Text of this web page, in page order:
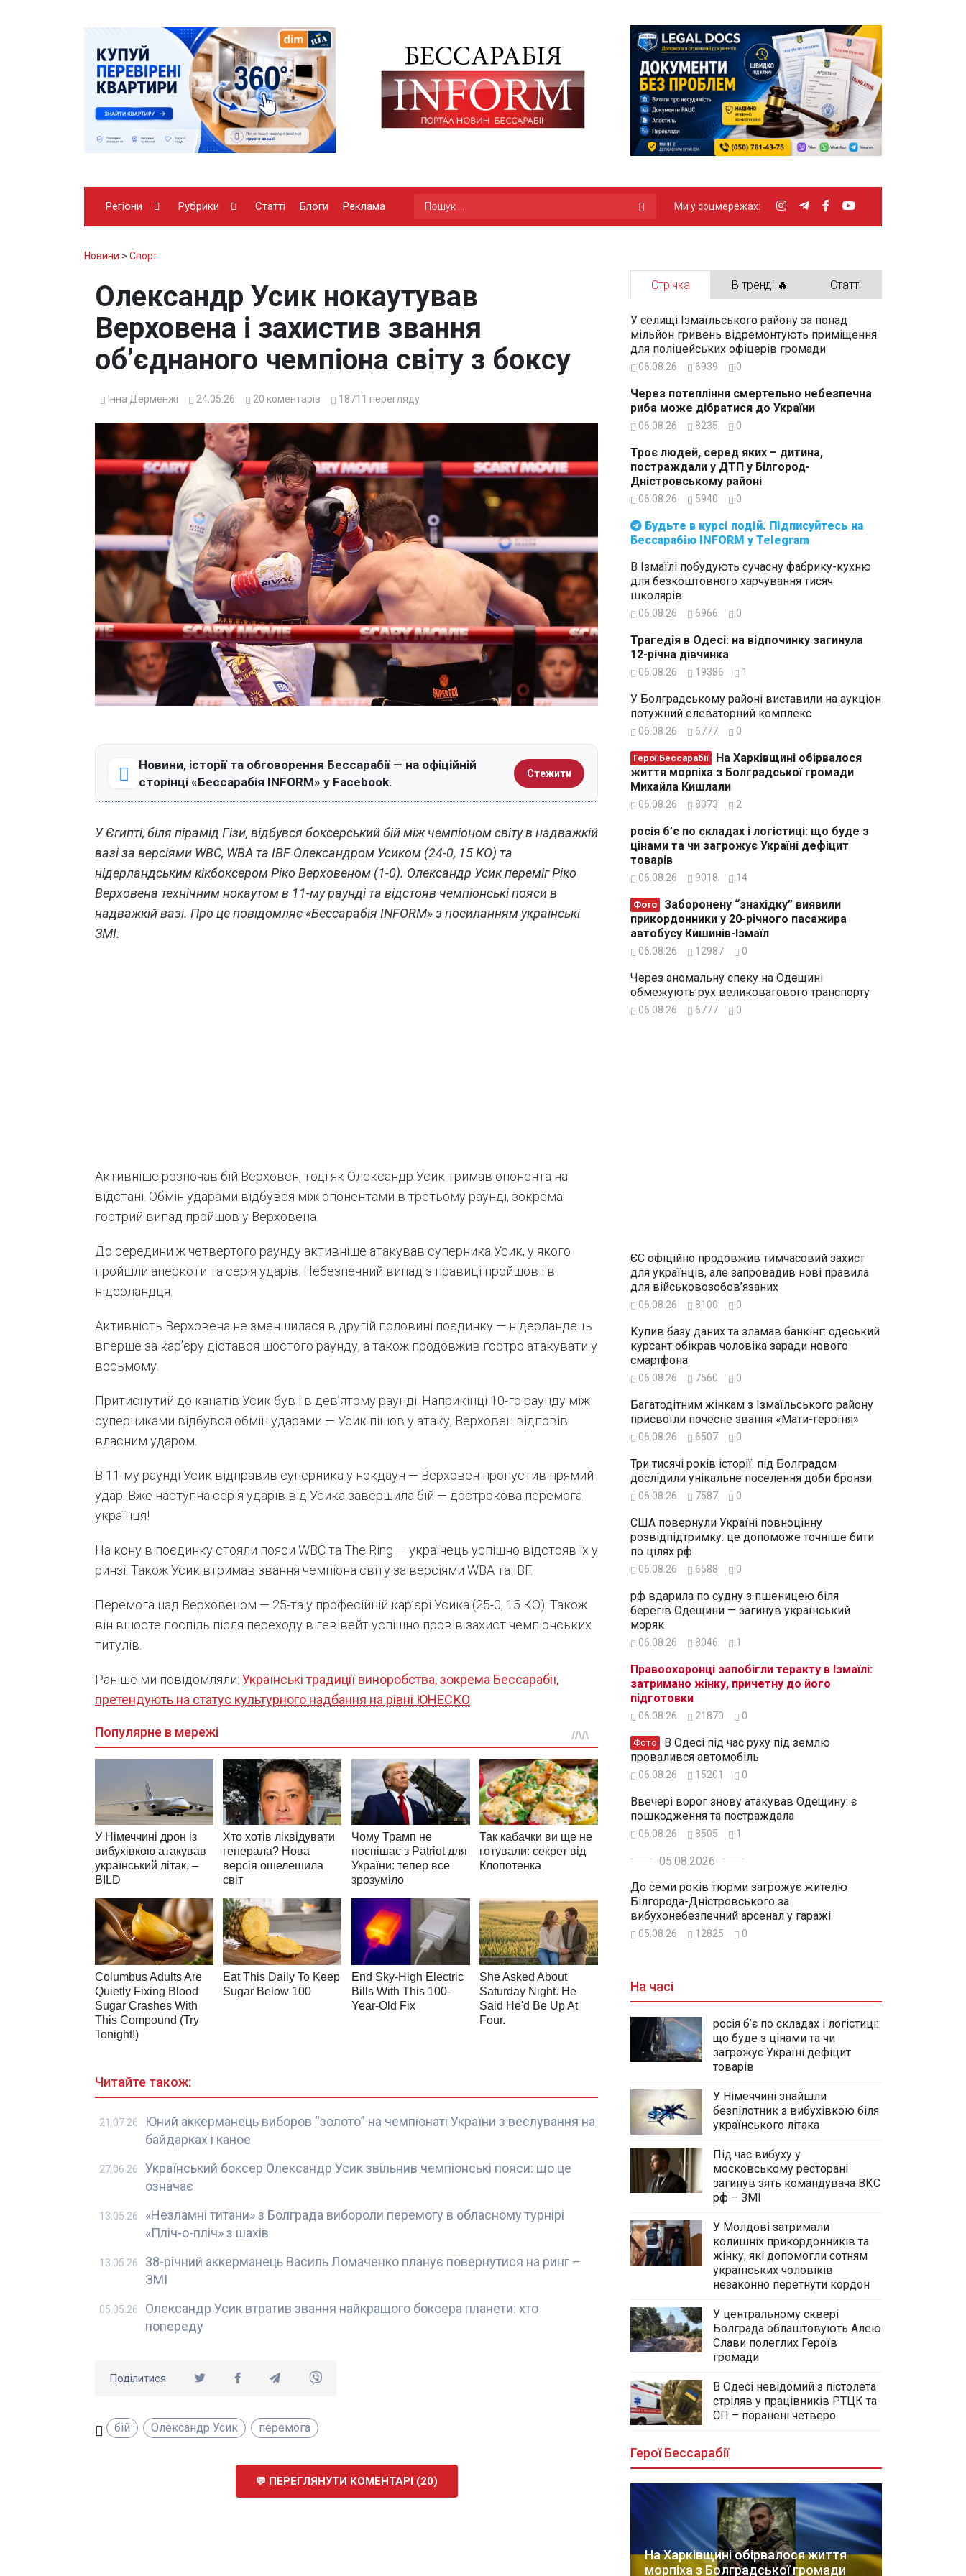
Регіони Рубрики Статті Блоги Реклама Ми у соцмережах:
Новини > Спорт
Олександр Усик нокаутував
Верховена і захистив звання
об’єднаного чемпіона світу з боксу
Інна Дерменжі 24.05.26 20 коментарів 18711 перегляду
Новини, історії та обговорення Бессарабії — на офіційній
сторінці «Бессарабія INFORM» у Facebook.
Стежити
У Єгипті, біля пірамід Гізи, відбувся боксерський бій між чемпіоном світу в надважкій
вазі за версіями WBC, WBA та IBF Олександром Усиком (24-0, 15 КО) та
нідерландським кікбоксером Ріко Верховеном (1-0). Олександр Усик переміг Ріко
Верховена технічним нокаутом в 11-му раунді та відстояв чемпіонські пояси в
надважкій вазі. Про це повідомляє «Бессарабія INFORM» з посиланням українські
ЗМІ.
Активніше розпочав бій Верховен, тоді як Олександр Усик тримав опонента на
відстані. Обмін ударами відбувся між опонентами в третьому раунді, зокрема
гострий випад пройшов у Верховена.
До середини ж четвертого раунду активніше атакував суперника Усик, у якого
пройшли аперкоти та серія ударів. Небезпечний випад з правиці пройшов і в
нідерландця.
Активність Верховена не зменшилася в другій половині поєдинку — нідерландець
вперше за кар’єру дістався шостого раунду, а також продовжив гостро атакувати у
восьмому.
Притиснутий до канатів Усик був і в дев’ятому раунді. Наприкінці 10-го раунду між
суперниками відбувся обмін ударами — Усик пішов у атаку, Верховен відповів
власним ударом.
В 11-му раунді Усик відправив суперника у нокдаун — Верховен пропустив прямий
удар. Вже наступна серія ударів від Усика завершила бій — дострокова перемога
українця!
На кону в поєдинку стояли пояси WBC та The Ring — українець успішно відстояв їх у
ринзі. Також Усик втримав звання чемпіона світу за версіями WBA та IBF.
Перемога над Верховеном — 25-та у професійній кар’єрі Усика (25-0, 15 КО). Також
він вшосте поспіль після переходу в гевівейт успішно провів захист чемпіонських
титулів.
Раніше ми повідомляли: Українські традиції виноробства, зокрема Бессарабії,
претендують на статус культурного надбання на рівні ЮНЕСКО
Читайте також:
Юний аккерманець виборов “золото” на чемпіонаті України з веслування на
байдарках і каное
21.07.26
Український боксер Олександр Усик звільнив чемпіонські пояси: що це
означає
27.06.26
«Незламні титани» з Болграда вибороли перемогу в обласному турнірі
«Пліч-о-пліч» з шахів
13.05.26
38-річний аккерманець Василь Ломаченко планує повернутися на ринг –
ЗМІ
13.05.26
Олександр Усик втратив звання найкращого боксера планети: хто
попереду
05.05.26
Поділитися
бій Олександр Усик перемога
ПЕРЕГЛЯНУТИ КОМЕНТАРІ (20)
Стрічка В тренді 🔥 Статті
Бессарабію INFORM у Telegram
У селищі Ізмаїльського району за понад
мільйон гривень відремонтують приміщення
для поліцейських офіцерів громади
06.08.26 6939 0
Через потепління смертельно небезпечна
риба може дібратися до України
06.08.26 8235 0
Троє людей, серед яких – дитина,
постраждали у ДТП у Білгород-
Дністровському районі
06.08.26 5940 0
В Ізмаїлі побудують сучасну фабрику-кухню
для безкоштовного харчування тисяч
школярів
06.08.26 6966 0
Трагедія в Одесі: на відпочинку загинула
12-річна дівчинка
06.08.26 19386 1
У Болградському районі виставили на аукціон
потужний елеваторний комплекс
06.08.26 6777 0
Герої Бессарабії
життя морпіха з Болградської громади
Михайла Кишлали
06.08.26 8073 2
росія б’є по складах і логістиці: що буде з
цінами та чи загрожує Україні дефіцит
товарів
06.08.26 9018 14
Фото
прикордонники у 20-річного пасажира
автобусу Кишинів-Ізмаїл
06.08.26 12987 0
Через аномальну спеку на Одещині
обмежують рух великовагового транспорту
06.08.26 6777 0
ЄС офіційно продовжив тимчасовий захист
для українців, але запровадив нові правила
для військовозобов’язаних
06.08.26 8100 0
Купив базу даних та зламав банкінг: одеський
курсант обікрав чоловіка заради нового
смартфона
06.08.26 7560 0
Багатодітним жінкам з Ізмаїльського району
присвоїли почесне звання «Мати-героїня»
06.08.26 6507 0
Три тисячі років історії: під Болградом
дослідили унікальне поселення доби бронзи
06.08.26 7587 0
США повернули Україні повноцінну
розвідпідтримку: це допоможе точніше бити
по цілях рф
06.08.26 6588 0
рф вдарила по судну з пшеницею біля
берегів Одещини — загинув український
моряк
06.08.26 8046 1
Правоохоронці запобігли теракту в Ізмаїлі:
затримано жінку, причетну до його
підготовки
06.08.26 21870 0
Фото
провалився автомобіль
06.08.26 15201 0
Ввечері ворог знову атакував Одещину: є
пошкодження та постраждала
06.08.26 8505 1
05.08.2026
До семи років тюрми загрожує жителю
Білгорода-Дністровського за
вибухонебезпечний арсенал у гаражі
05.08.26 12825 0
На часі
росія б’є по складах і логістиці:
що буде з цінами та чи
загрожує Україні дефіцит
товарів
У Німеччині знайшли
безпілотник з вибухівкою біля
українського літака
Під час вибуху у
московському ресторані
загинув зять командувача ВКС
рф – ЗМІ
У Молдові затримали
колишніх прикордонників та
жінку, які допомогли сотням
українських чоловіків
незаконно перетнути кордон
У центральному сквері
Болграда облаштовують Алею
Слави полеглих Героїв
громади
В Одесі невідомий з пістолета
стріляв у працівників РТЦК та
СП – поранені четверо
Герої Бессарабії
На Харківщині обірвалося життя
морпіха з Болградської громади